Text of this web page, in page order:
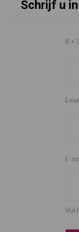
Schrijf u
8 +
E-
Vul